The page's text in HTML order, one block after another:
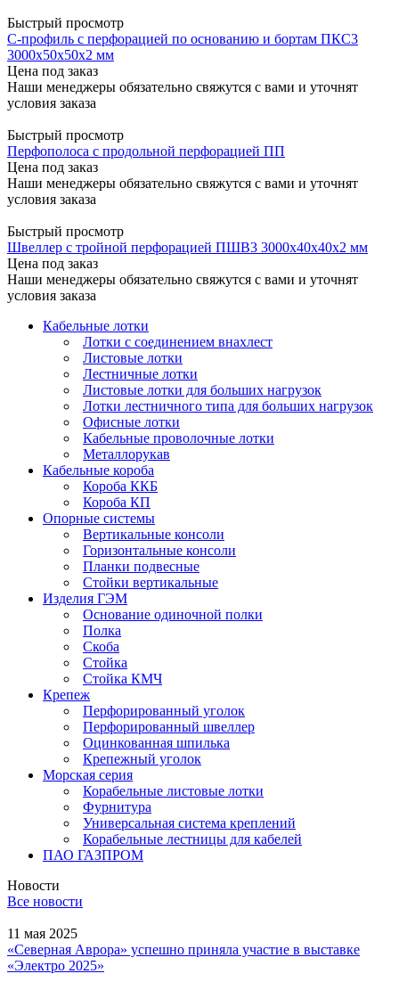
Быстрый просмотр
С-профиль с перфорацией по основанию и бортам ПКС3
3000x50x50x2 мм
Цена под заказ
Наши менеджеры обязательно свяжутся с вами и уточнят
условия заказа
Быстрый просмотр
Перфополоса с продольной перфорацией ПП
Цена под заказ
Наши менеджеры обязательно свяжутся с вами и уточнят
условия заказа
Быстрый просмотр
Швеллер с тройной перфорацией ПШВ3 3000x40x40x2 мм
Цена под заказ
Наши менеджеры обязательно свяжутся с вами и уточнят
условия заказа
Кабельные лотки
Лотки с соединением внахлест
Листовые лотки
Лестничные лотки
Листовые лотки для больших нагрузок
Лотки лестничного типа для больших нагрузок
Офисные лотки
Кабельные проволочные лотки
Металлорукав
Кабельные короба
Короба ККБ
Короба КП
Опорные системы
Вертикальные консоли
Горизонтальные консоли
Планки подвесные
Стойки вертикальные
Изделия ГЭМ
Основание одиночной полки
Полка
Скоба
Стойка
Стойка КМЧ
Крепеж
Перфорированный уголок
Перфорированный швеллер
Оцинкованная шпилька
Крепежный уголок
Морская серия
Корабельные листовые лотки
Фурнитура
Универсальная система креплений
Корабельные лестницы для кабелей
ПАО ГАЗПРОМ
Новости
Все новости
11 мая 2025
«Северная Аврора» успешно приняла участие в выставке
«Электро 2025»